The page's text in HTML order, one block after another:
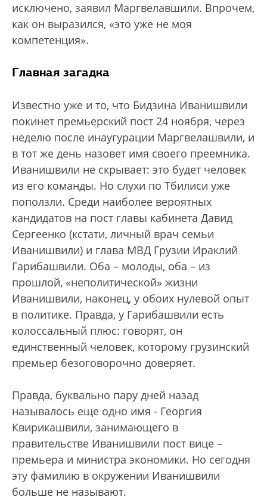
исключено, заявил Маргвелавшили. Впрочем,
как он выразился, «это уже не моя
компетенция».
Главная загадка
Известно уже и то, что Бидзина Иванишвили
покинет премьерский пост 24 ноября, через
неделю после инаугурации Маргвелашвили, и
в тот же день назовет имя своего преемника.
Иванишвили не скрывает: это будет человек
из его команды. Но слухи по Тбилиси уже
поползли. Среди наиболее вероятных
кандидатов на пост главы кабинета Давид
Сергеенко (кстати, личный врач семьи
Иванишвили) и глава МВД Грузии Ираклий
Гарибашвили. Оба – молоды, оба – из
прошлой, «неполитической» жизни
Иванишвили, наконец, у обоих нулевой опыт
в политике. Правда, у Гарибашвили есть
колоссальный плюс: говорят, он
единственный человек, которому грузинский
премьер безоговорочно доверяет.
Правда, буквально пару дней назад
называлось еще одно имя - Георгия
Квирикашвили, занимающего в
правительстве Иванишвили пост вице –
премьера и министра экономики. Но сегодня
эту фамилию в окружении Иванишвили
больше не называют.